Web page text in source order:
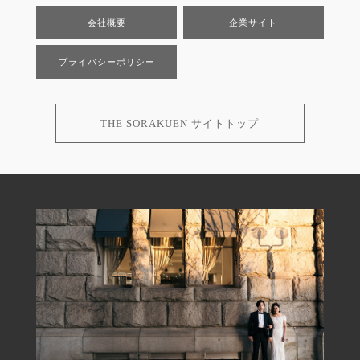
会社概要 企業サイト
プライバシーポリシー
THE SORAKUEN サイトトップ